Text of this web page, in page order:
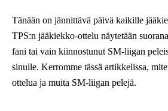
Tänään on jännittävä päivä kaikille
TPS:n jääkiekko-ottelu näytetään
fani tai vain kiinnostunut SM-liigan
sinulle. Kerromme tässä artikkelissa,
ottelua ja muita SM-liigan pelejä.